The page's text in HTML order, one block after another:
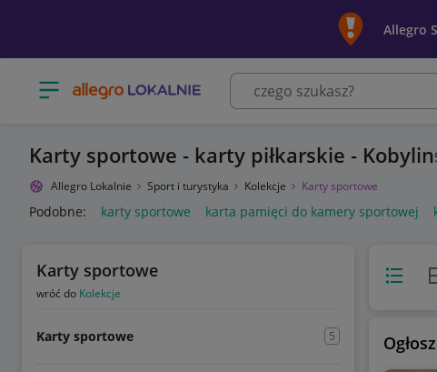
Allegro
Otwórz menu z kategoriami
Karty sportowe - karty piłkarskie - Kobylin
Allegro Lokalnie Sport i turystyka Kolekcje Karty sportowe
Podobne: karty sportowe karta pamięci do kamery sportowej
Karty sportowe
wróć do Kolekcje
Karty sportowe 5
Widok